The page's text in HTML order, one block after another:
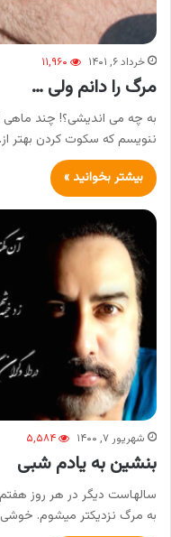
خرداد ۶, ۱۴۰۱ ۱۱,۹۶۰
مرگ را دانم ولی …
به چه می اندیشی؟! چند
ننویسم که سکوت کردن بهتر
بیشتر بخوانید »
شهریور ۷, ۱۴۰۰ ۵,۵۸۴
بنشین به یادم شبی
سالهاست دیگر در هر روز
به مرگ نزدیکتر میشوم. خوشی